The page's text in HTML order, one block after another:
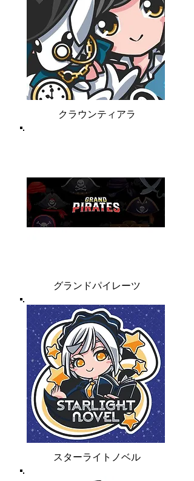
クラウンティアラ
グランドパイレーツ
スターライトノベル